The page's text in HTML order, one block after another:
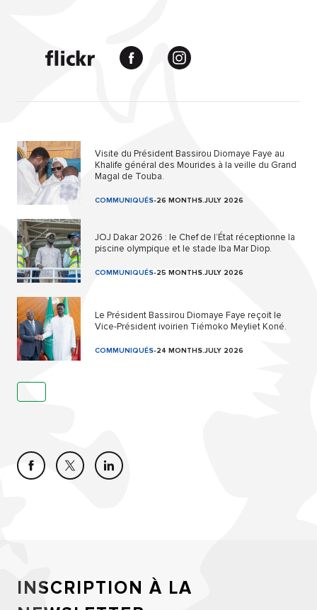
Visite du Président Bassirou Diomaye Faye au
Khalife général des Mourides à la veille du Grand
Magal de Touba.
COMMUNIQUÉS-26 MONTHS.JULY 2026
JOJ Dakar 2026 : le Chef de l’État réceptionne la
piscine olympique et le stade Iba Mar Diop.
COMMUNIQUÉS-25 MONTHS.JULY 2026
Le Président Bassirou Diomaye Faye reçoit le
Vice-Président ivoirien Tiémoko Meyliet Koné.
COMMUNIQUÉS-24 MONTHS.JULY 2026
INSCRIPTION À LA